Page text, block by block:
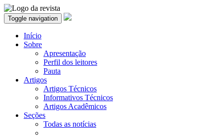
Toggle navigation
Início
Sobre
Apresentação
Perfil dos leitores
Pauta
Artigos
Artigos Técnicos
Informativos Técnicos
Artigos Acadêmicos
Seções
Todas as notícias